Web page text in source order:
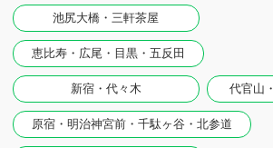
池尻大橋・三軒茶屋
恵比寿・広尾・目黒・五反田
新宿・代々木 代官山
原宿・明治神宮前・千駄ヶ谷・北参道